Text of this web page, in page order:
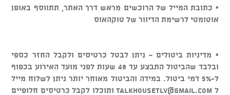
• כתובת המייל של הרוכשים מראש דרך האתר, תתווסף באופן
אוטומטי לרשימת הדיוור של טוקהאוס
• מדיניות ביטולים - ניתן לבטל כרטיסים ולקבל החזר כספי
ובלבד שהביטול התבצע עד 48 שעות לפני מועד האירוע בכפוף
ל-5% דמי ביטול. במידה והביטול מאוחר יותר ניתן לשלוח מייל
ל talkhousetlv@gmail.comותוכלו לקבל כרטיסים חלופיים